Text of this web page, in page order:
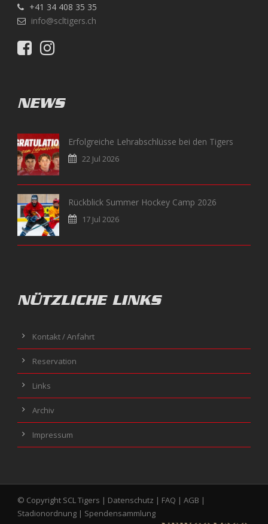
+41 34 408 35 35
info@scltigers.ch
NEWS
Erfolgreiche Lehrabschlüsse bei den Tigers
22 Jul 2026
Rückblick Summer Hockey Camp 2026
17 Jul 2026
NÜTZLICHE LINKS
Kontakt / Anfahrt
Reservation
Links
Archiv
Impressum
© Copyright SCL Tigers | Datenschutz | FAQ | AGB |
Stadionordnung | Spendensammlung